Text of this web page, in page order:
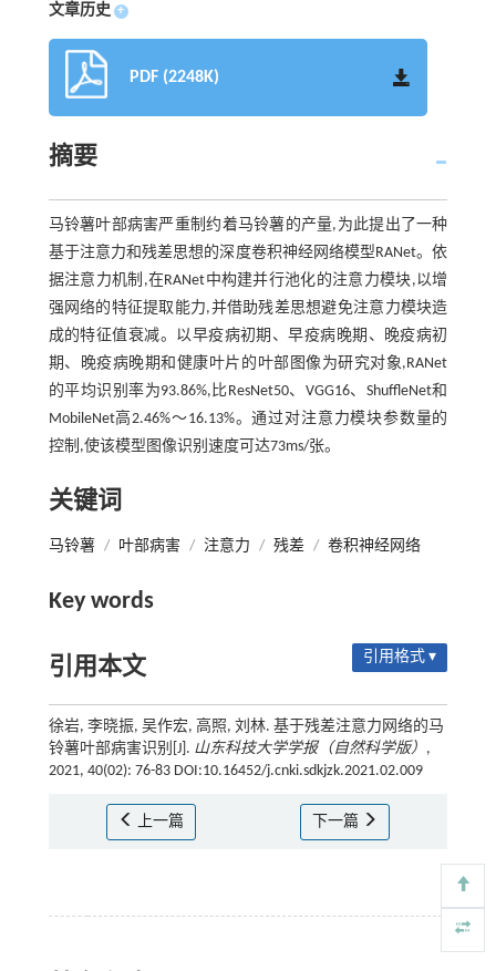
文章历史 +
PDF (2248K)
摘要
马铃薯叶部病害严重制约着马铃薯的产量,为此提出了一种
基于注意力和残差思想的深度卷积神经网络模型RANet。依
据注意力机制,在RANet中构建并行池化的注意力模块,以增
强网络的特征提取能力,并借助残差思想避免注意力模块造
成的特征值衰减。以早疫病初期、早疫病晚期、晚疫病初
期、晚疫病晚期和健康叶片的叶部图像为研究对象,RANet
的平均识别率为93.86%,比ResNet50、VGG16、ShuffleNet和
MobileNet高2.46%～16.13%。通过对注意力模块参数量的
控制,使该模型图像识别速度可达73ms/张。
关键词
马铃薯 / 叶部病害 / 注意力 / 残差 / 卷积神经网络
Key words
引用本文 引用格式 ▾
徐岩, 李晓振, 吴作宏, 高照, 刘林. 基于残差注意力网络的马
铃薯叶部病害识别[J]. 山东科技大学学报（自然科学版） ,
2021, 40(02): 76-83 DOI:10.16452/j.cnki.sdkjzk.2021.02.009
上一篇 下一篇